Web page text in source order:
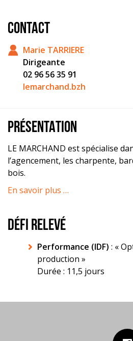
CONTACT
Marie TARRIERE
Dirigeante
02 96 56 35 91
lemarchand.bzh
PRÉSENTATION
LE MARCHAND est spécialise
l’agencement, les charpente,
bois.
En savoir plus …
DÉFI RELEVÉ
Performance (IDF) : «
production »
Durée : 11,5 jours